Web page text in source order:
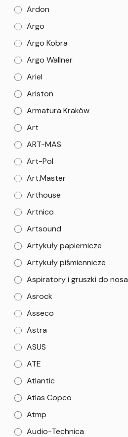
Ardon
Argo
Argo Kobra
Argo Wallner
Ariel
Ariston
Armatura Kraków
Art
ART-MAS
Art-Pol
Art.Master
Arthouse
Artnico
Artsound
Artykuły papiernicze
Artykuły piśmiennicze
Aspiratory i gruszki do nosa
Asrock
Asseco
Astra
ASUS
ATE
Atlantic
Atlas Copco
Atmp
Audio-Technica